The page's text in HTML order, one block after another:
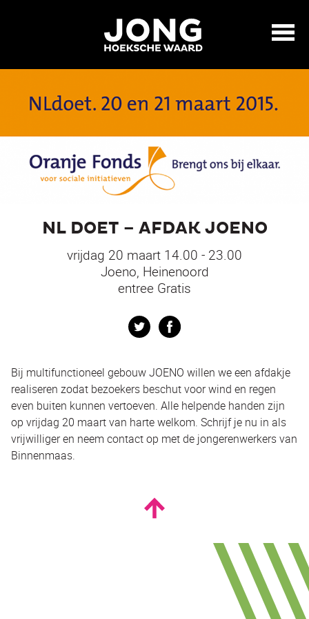
NL DOET – AFDAK JOENO
vrijdag 20 maart 14.00 - 23.00
Joeno, Heinenoord
entree Gratis
Twitter
Bij multifunctioneel gebouw JOENO willen we een afdakje
realiseren zodat bezoekers beschut voor wind en regen
even buiten kunnen vertoeven. Alle helpende handen zijn
op vrijdag 20 maart van harte welkom. Schrijf je nu in als
vrijwilliger en neem contact op met de jongerenwerkers van
Binnenmaas.